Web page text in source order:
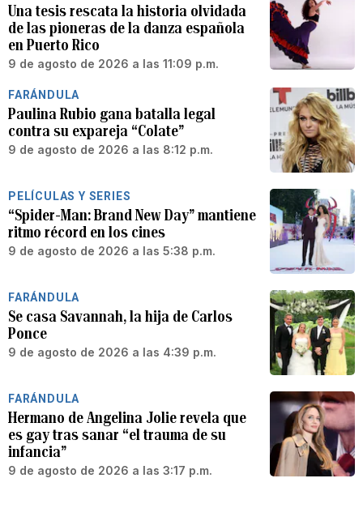
Una tesis rescata la historia olvidada
de las pioneras de la danza española
en Puerto Rico
9 de agosto de 2026 a las 11:09 p.m.
FARÁNDULA
Paulina Rubio gana batalla legal
contra su expareja “Colate”
9 de agosto de 2026 a las 8:12 p.m.
PELÍCULAS Y SERIES
“Spider-Man: Brand New Day” mantiene
ritmo récord en los cines
9 de agosto de 2026 a las 5:38 p.m.
FARÁNDULA
Se casa Savannah, la hija de Carlos
Ponce
9 de agosto de 2026 a las 4:39 p.m.
FARÁNDULA
Hermano de Angelina Jolie revela que
es gay tras sanar “el trauma de su
infancia”
9 de agosto de 2026 a las 3:17 p.m.